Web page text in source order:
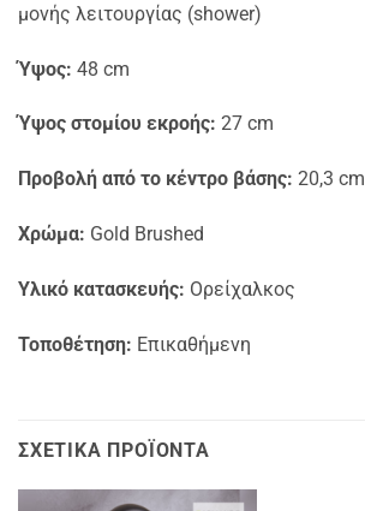
μονής λειτουργίας (shower)
Ύψος: 48 cm
Ύψος στομίου εκροής: 27 cm
Προβολή από το κέντρο βάσης: 20,3 cm
Χρώμα: Gold Brushed
Υλικό κατασκευής: Ορείχαλκος
Τοποθέτηση: Επικαθήμενη
ΣΧΕΤΙΚΆ ΠΡΟΪΌΝΤΑ